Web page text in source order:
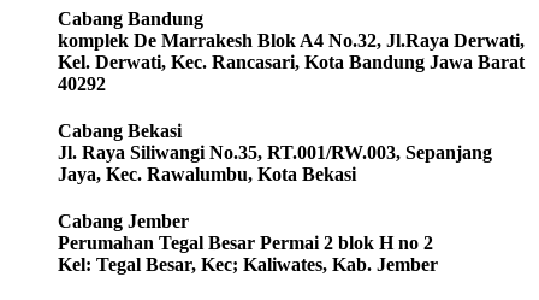
Cabang Bandung
komplek De Marrakesh Blok A4 No.32, Jl.Raya Derwati,
Kel. Derwati, Kec. Rancasari, Kota Bandung Jawa Barat
40292
Cabang Bekasi
Jl. Raya Siliwangi No.35, RT.001/RW.003, Sepanjang
Jaya, Kec. Rawalumbu, Kota Bekasi
Cabang Jember
Perumahan Tegal Besar Permai 2 blok H no 2
Kel: Tegal Besar, Kec; Kaliwates, Kab. Jember